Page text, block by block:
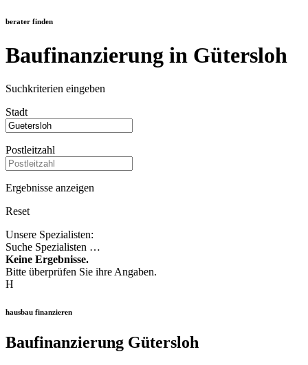
berater finden
Baufinanzierung in Gütersloh
Suchkriterien eingeben
Stadt
Postleitzahl
Ergebnisse anzeigen
Reset
Unsere Spezialisten:
Suche Spezialisten …
Keine Ergebnisse.
Bitte überprüfen Sie ihre Angaben.
H
hausbau finanzieren
Baufinanzierung Gütersloh